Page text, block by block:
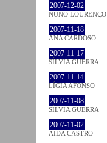
2007-12-02
NUNO LOURENÇO
2007-11-18
ANA CARDOSO
2007-11-17
SÍLVIA GUERRA
2007-11-14
LÍGIA AFONSO
2007-11-08
SÍLVIA GUERRA
2007-11-02
AIDA CASTRO